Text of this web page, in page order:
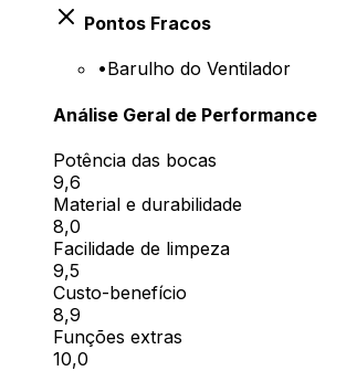
Pontos Fracos
•Barulho do Ventilador
Análise Geral de Performance
Potência das bocas
9,6
Material e durabilidade
8,0
Facilidade de limpeza
9,5
Custo-benefício
8,9
Funções extras
10,0